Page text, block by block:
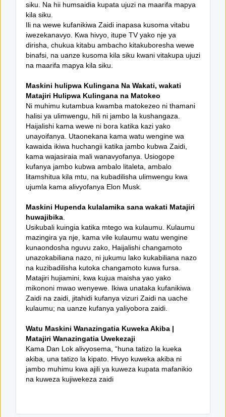
siku. Na hii humsaidia kupata ujuzi na maarifa mapya
kila siku.
Ili na wewe kufanikiwa Zaidi inapasa kusoma vitabu
iwezekanavyo. Kwa hivyo, itupe TV yako nje ya
dirisha, chukua kitabu ambacho kitakuboresha wewe
binafsi, na uanze kusoma kila siku kwani vitakupa ujuzi
na maarifa mapya kila siku.
Maskini hulipwa Kulingana Na Wakati, wakati
Matajiri Hulipwa Kulingana na Matokeo
Ni muhimu kutambua kwamba matokezeo ni thamani
halisi ya ulimwengu, hili ni jambo la kushangaza.
Haijalishi kama wewe ni bora katika kazi yako
unayoifanya. Utaonekana kama watu wengine wa
kawaida ikiwa huchangii katika jambo kubwa Zaidi,
kama wajasiraia mali wanavyofanya. Usiogope
kufanya jambo kubwa ambalo litaleta, ambalo
litamshitua kila mtu, na kubadilisha ulimwengu kwa
ujumla kama alivyofanya Elon Musk.
Maskini Hupenda kulalamika sana wakati Matajiri
huwajibika.
Usikubali kuingia katika mtego wa kulaumu. Kulaumu
mazingira ya nje, kama vile kulaumu watu wengine
kunaondosha nguvu zako, Haijalishi changamoto
unazokabiliana nazo, ni jukumu lako kukabiliana nazo
na kuzibadilisha kutoka changamoto kuwa fursa.
Matajiri hujiamini, kwa kujua maisha yao yako
mikononi mwao wenyewe. Ikiwa unataka kufanikiwa
Zaidi na zaidi, jitahidi kufanya vizuri Zaidi na uache
kulaumu; na uanze kufanya yaliyobora zaidi.
Watu Maskini Wanazingatia Kuweka Akiba |
Matajiri Wanazingatia Uwekezaji
Kama Dan Lok alivyosema, “huna tatizo la kueka
akiba, una tatizo la kipato. Hivyo kuweka akiba ni
jambo muhimu kwa ajili ya kuweza kupata mafanikio
na kuweza kujiwekeza zaidi